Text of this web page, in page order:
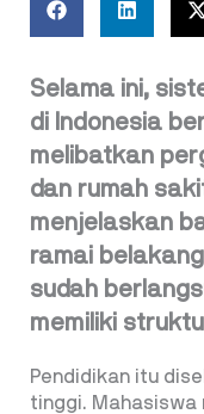
Selama ini,
di Indonesia
melibatkan
dan rumah
menjelaskan
ramai
sudah
memiliki
Pendidikan itu
tinggi.